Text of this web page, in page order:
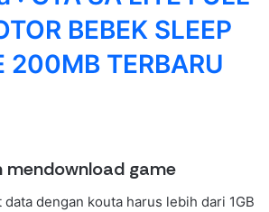
BEBEK SLEEP
200MB TERBARU
mendownload game
dengan kouta harus lebih dari 1GB